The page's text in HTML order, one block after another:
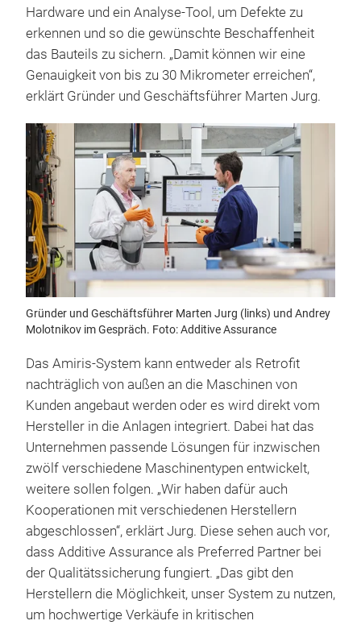
Hardware und ein Analyse-Tool, um Defekte zu
erkennen und so die gewünschte Beschaffenheit
das Bauteils zu sichern. „Damit können wir eine
Genauigkeit von bis zu 30 Mikrometer erreichen“,
erklärt Gründer und Geschäftsführer Marten Jurg.
Gründer und Geschäftsführer Marten Jurg (links) und Andrey
Molotnikov im Gespräch. Foto: Additive Assurance
Das Amiris-System kann entweder als Retrofit
nachträglich von außen an die Maschinen von
Kunden angebaut werden oder es wird direkt vom
Hersteller in die Anlagen integriert. Dabei hat das
Unternehmen passende Lösungen für inzwischen
zwölf verschiedene Maschinentypen entwickelt,
weitere sollen folgen. „Wir haben dafür auch
Kooperationen mit verschiedenen Herstellern
abgeschlossen“, erklärt Jurg. Diese sehen auch vor,
dass Additive Assurance als Preferred Partner bei
der Qualitätssicherung fungiert. „Das gibt den
Herstellern die Möglichkeit, unser System zu nutzen,
um hochwertige Verkäufe in kritischen